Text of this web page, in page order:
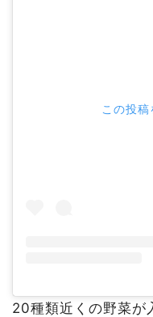
この投
20種類近くの野菜が